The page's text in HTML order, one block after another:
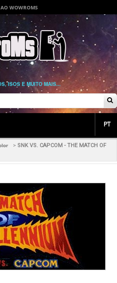
WOWROMS
ISOS E MUITO MAIS...
PT
> SNK VS. CAPCOM - THE MATCH OF